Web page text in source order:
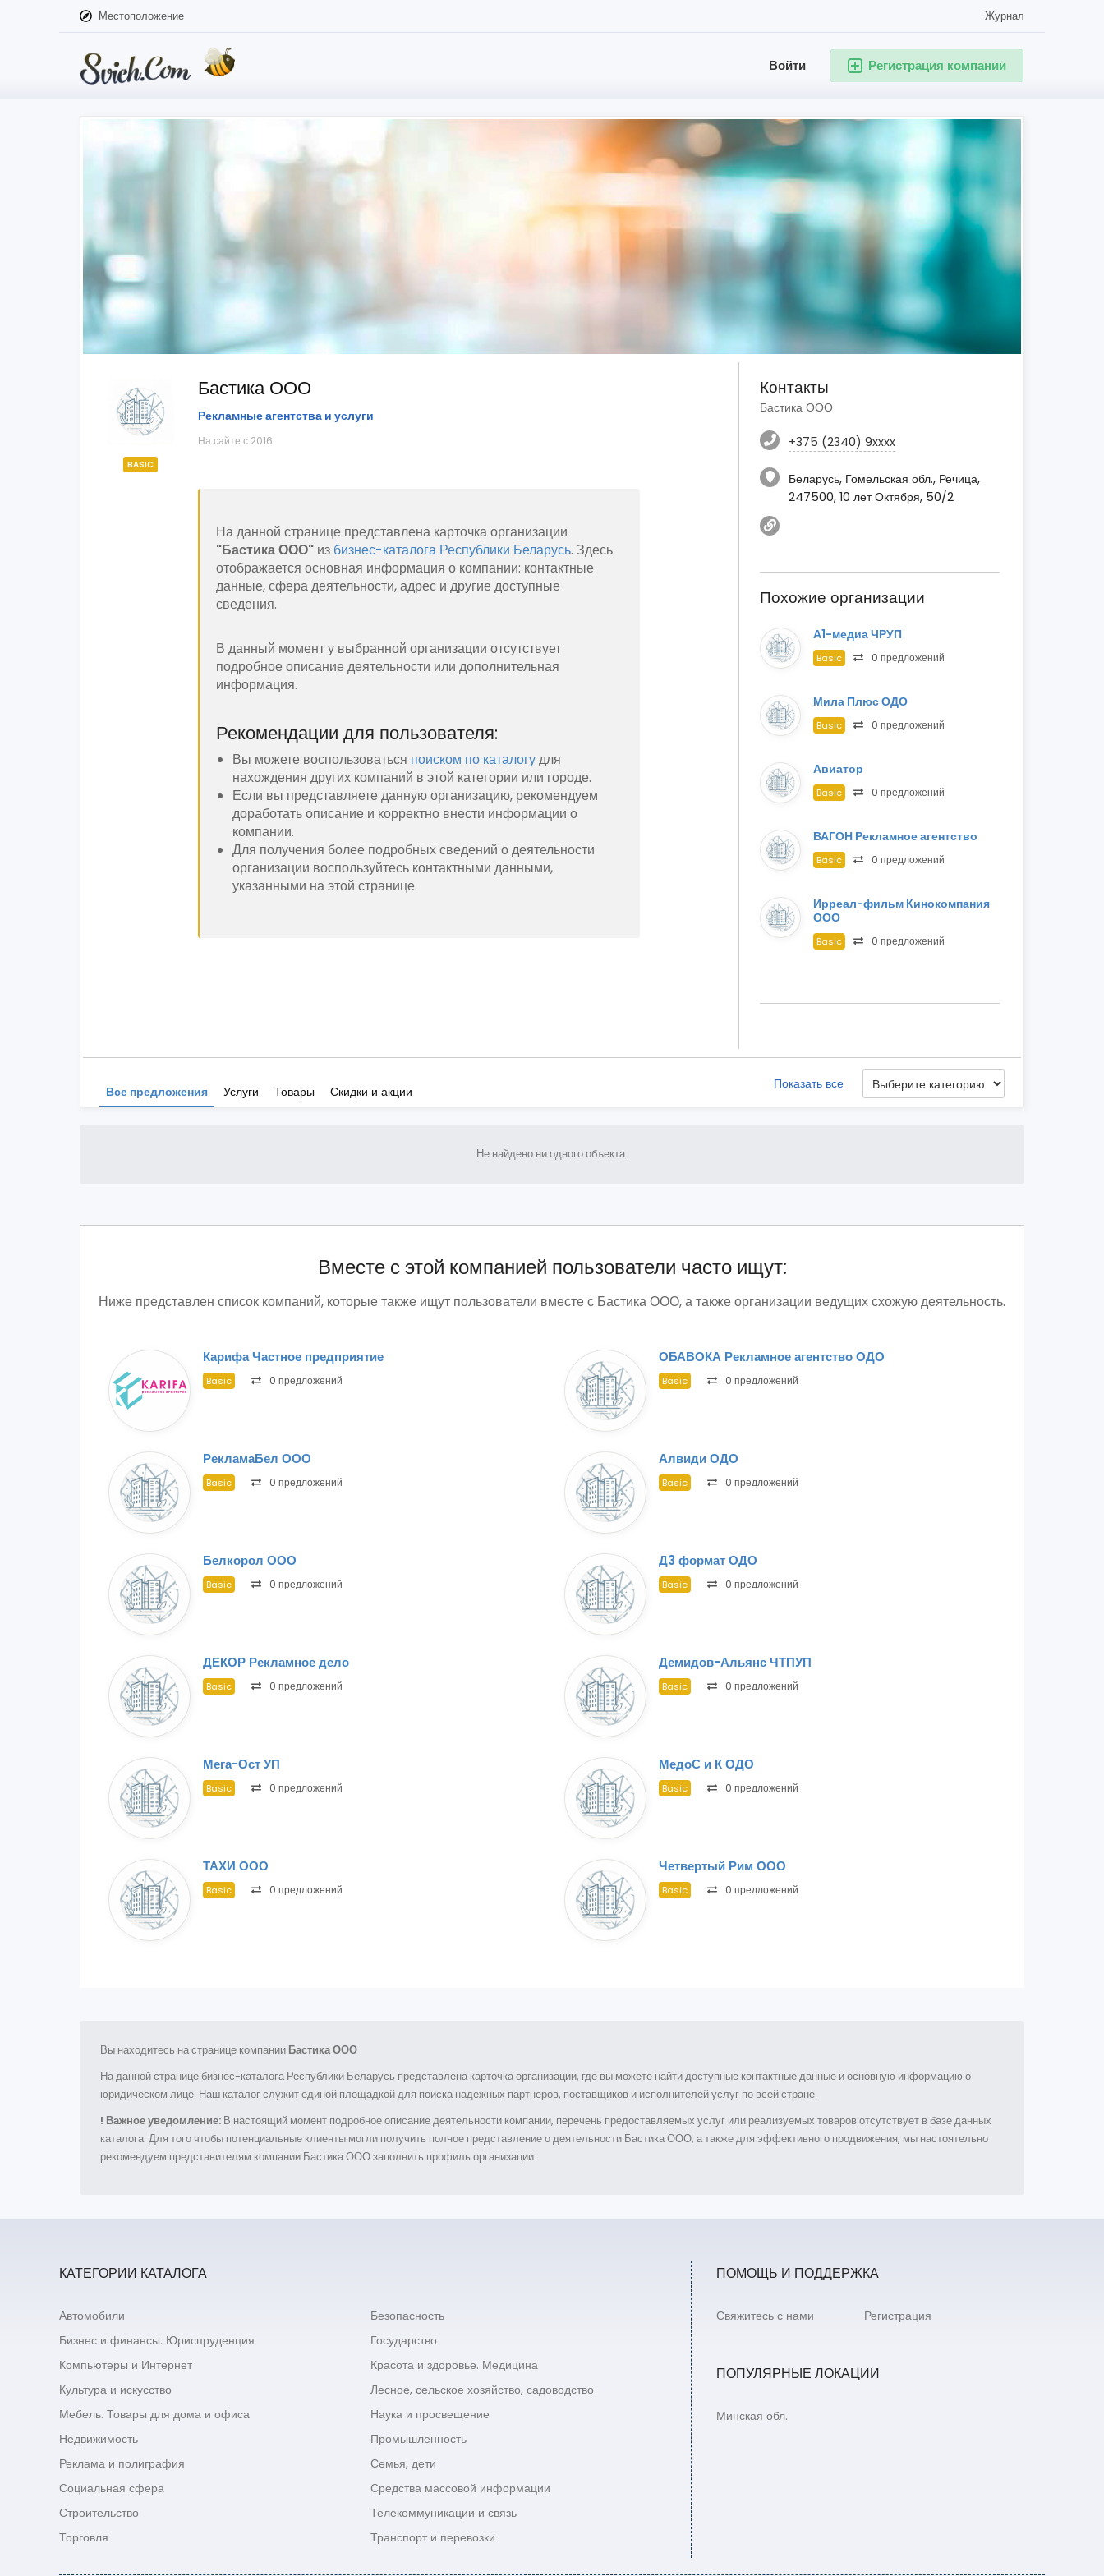
Журнал
Местоположение
Регистрация компании
Войти
BASIC
Бастика ООО
Рекламные агентства и услуги
На сайте с 2016
На данной странице представлена карточка организации
"Бастика ООО" из бизнес-каталога Республики Беларусь. Здесь
отображается основная информация о компании: контактные
данные, сфера деятельности, адрес и другие доступные
сведения.
В данный момент у выбранной организации отсутствует
подробное описание деятельности или дополнительная
информация.
Рекомендации для пользователя:
Вы можете воспользоваться поиском по каталогудля
нахождения других компаний в этой категории или городе.
Если вы представляете данную организацию, рекомендуем
доработать описание и корректно внести информации о
компании.
Для получения более подробных сведений о деятельности
организации воспользуйтесь контактными данными,
указанными на этой странице.
Контакты
Бастика ООО
+375 (2340) 9xxxx
Беларусь, Гомельская обл., Речица,
247500, 10 лет Октября, 50/2
Похожие организации
А1-медиа ЧРУП
Basic 0 предложений
Мила Плюс ОДО
Basic 0 предложений
Авиатор
Basic 0 предложений
ВАГОН Рекламное агентство
Basic 0 предложений
Ирреал-фильм Кинокомпания
ООО
Basic 0 предложений
Все предложения Услуги Товары Скидки и акции Показать все
Не найдено ни одного объекта.
Вместе с этой компанией пользователи часто ищут:
Ниже представлен список компаний, которые также ищут пользователи вместе с Бастика ООО, а также организации ведущих схожую деятельность.
Карифа Частное предприятие
Basic 0 предложений
ОБАВОКА Рекламное агентство ОДО
Basic 0 предложений
РекламаБел ООО
Basic 0 предложений
Алвиди ОДО
Basic 0 предложений
Белкорол ООО
Basic 0 предложений
Д3 формат ОДО
Basic 0 предложений
ДЕКОР Рекламное дело
Basic 0 предложений
Демидов-Альянс ЧТПУП
Basic 0 предложений
Мега-Ост УП
Basic 0 предложений
МедоС и К ОДО
Basic 0 предложений
ТАХИ ООО
Basic 0 предложений
Четвертый Рим ООО
Basic 0 предложений
Вы находитесь на странице компании Бастика ООО
На данной странице бизнес-каталога Республики Беларусь представлена карточка организации, где вы можете найти доступные контактные данные и основную информацию о
юридическом лице. Наш каталог служит единой площадкой для поиска надежных партнеров, поставщиков и исполнителей услуг по всей стране.
! Важное уведомление: В настоящий момент подробное описание деятельности компании, перечень предоставляемых услуг или реализуемых товаров отсутствует в базе данных
каталога. Для того чтобы потенциальные клиенты могли получить полное представление о деятельности Бастика ООО, а также для эффективного продвижения, мы настоятельно
рекомендуем представителям компании Бастика ООО заполнить профиль организации.
КАТЕГОРИИ КАТАЛОГА
Автомобили
Безопасность
Бизнес и финансы. Юриспруденция
Государство
Компьютеры и Интернет
Красота и здоровье. Медицина
Культура и искусство
Лесное, сельское хозяйство, садоводство
Мебель. Товары для дома и офиса
Наука и просвещение
Недвижимость
Промышленность
Реклама и полиграфия
Семья, дети
Социальная сфера
Средства массовой информации
Строительство
Телекоммуникации и связь
Торговля
Транспорт и перевозки
ПОМОЩЬ И ПОДДЕРЖКА
Свяжитесь с нами Регистрация
ПОПУЛЯРНЫЕ ЛОКАЦИИ
Минская обл.